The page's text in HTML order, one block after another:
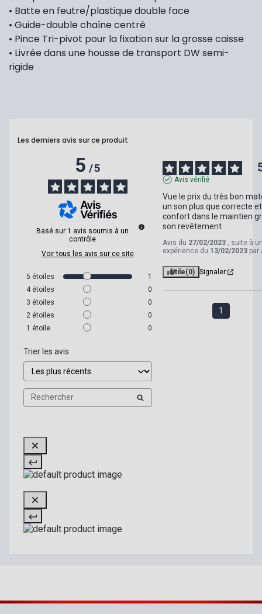
• Batte en feutre/plastique double face
• Guide-double chaîne centré
• Pince Tri-pivot pour la fixation sur la grosse caisse
• Livrée dans une housse de transport DW semi-
rigide
Les derniers avis sur ce produit
5/5
Basé sur 1 avis soumis à un
contrôle
Voir tous les avis sur ce site
5 étoiles
1
4 étoiles
0
3 étoiles
0
2 étoiles
0
1 étoile 0
Trier les avis
Avis vérifié
Vue le prix du très bon
un son plus que correcte
confort dans le maintien
son revêtement
Avis du 27/02/2023 , suite à
expérience du 13/02/2023 par
Utile(0) Signaler
1